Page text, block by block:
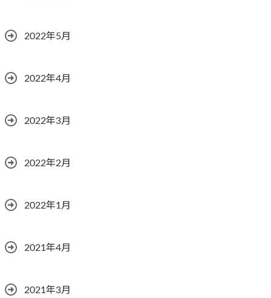
2022年5月
2022年4月
2022年3月
2022年2月
2022年1月
2021年4月
2021年3月